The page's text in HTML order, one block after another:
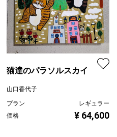
猫達のパラソルスカイ
山口香代子
プラン
レギュラー
価格
¥ 64,600